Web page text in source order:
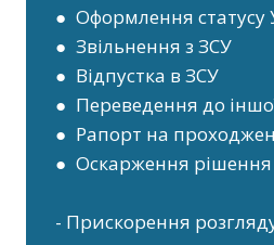
● Оформлення статусу
● Звільнення з ЗСУ
● Відпустка в ЗСУ
● Переведення до
● Рапорт на
● Оскарження рішення
- Прискорення